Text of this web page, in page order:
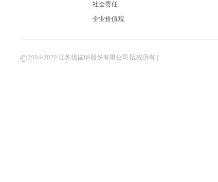
社会责任
企业价值观
©2004-2020 江苏优德88股份有限公司 版权所有 |